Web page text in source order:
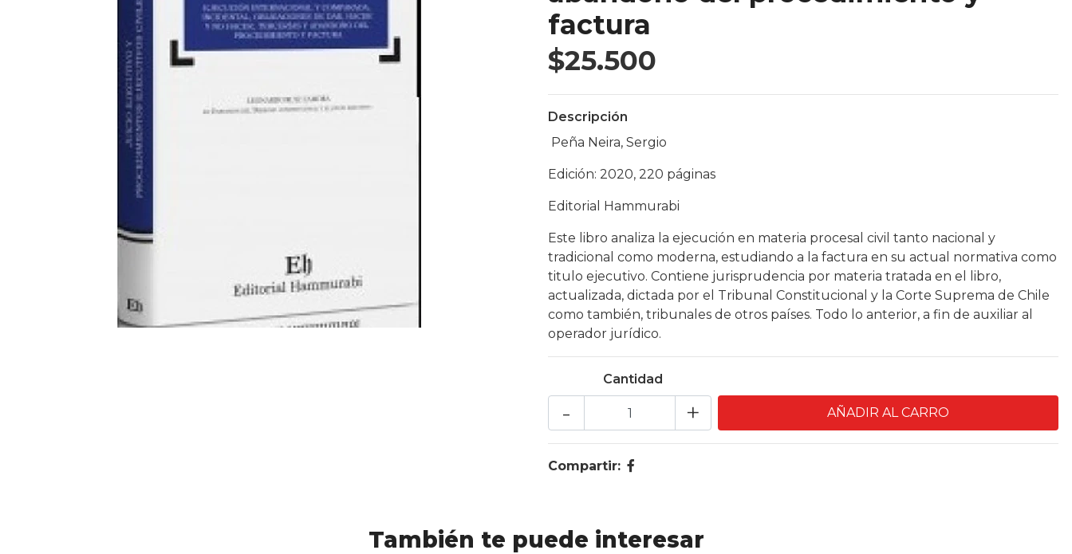
factura
$25.500
Descripción
Peña Neira, Sergio
Edición: 2020, 220 páginas
Editorial Hammurabi
Este libro analiza la ejecución en materia procesal civil tanto nacional y
tradicional como moderna, estudiando a la factura en su actual normativa como
titulo ejecutivo. Contiene jurisprudencia por materia tratada en el libro,
actualizada, dictada por el Tribunal Constitucional y la Corte Suprema de Chile
como también, tribunales de otros países. Todo lo anterior, a fin de auxiliar al
operador jurídico.
Cantidad
+
-
Compartir:
También te puede interesar